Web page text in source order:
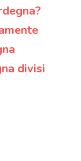
divisi